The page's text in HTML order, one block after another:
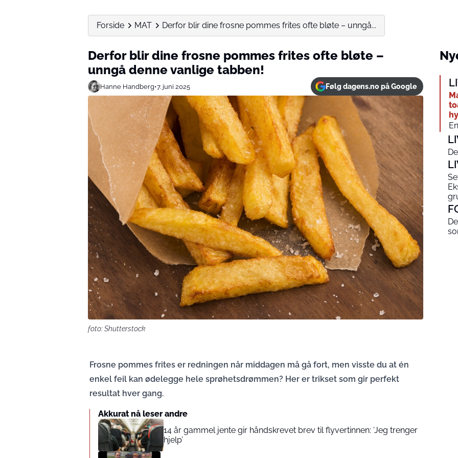
Forside MAT Derfor blir dine frosne pommes frites ofte bløte – unngå...
Derfor blir dine frosne pommes frites ofte bløte –
unngå denne vanlige tabben!
Hanne Handberg•7. juni 2025 Følg dagens.no på Google
foto: Shutterstock
Frosne pommes frites er redningen når middagen må gå fort, men visste du at én
enkel feil kan ødelegge hele sprøhetsdrømmen? Her er trikset som gir perfekt
resultat hver gang.
Akkurat nå leser andre
14 år gammel jente gir håndskrevet brev til flyvertinnen: ‘Jeg trenger
hjelp’